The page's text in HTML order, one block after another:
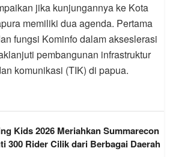
jika kunjungannya ke Kota
memiliki dua agenda. Pertama
fungsi Kominfo dalam akseslerasi
pembangunan infrastruktur
komunikasi (TIK) di papua.
Kids 2026 Meriahkan Summarecon
300 Rider Cilik dari Berbagai Daerah